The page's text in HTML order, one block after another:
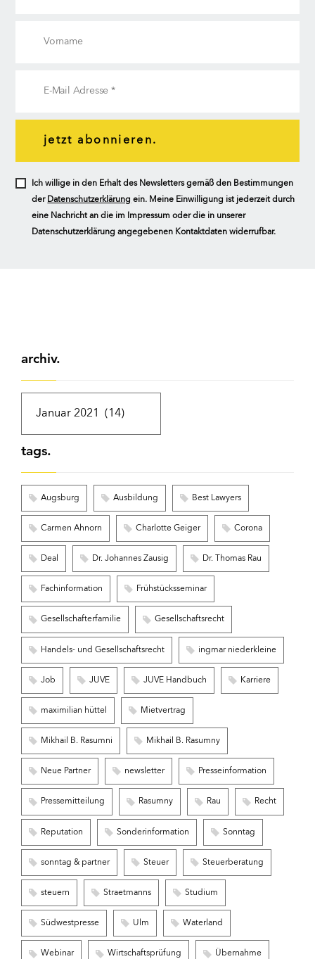
jetzt abonnieren.
Ich willige in den Erhalt des Newsletters gemäß den Bestimmungen
der Datenschutzerklärung ein. Meine Einwilligung ist jederzeit durch
eine Nachricht an die im Impressum oder die in unserer
Datenschutzerklärung angegebenen Kontaktdaten widerrufbar.
archiv.
tags.
Augsburg Ausbildung Best Lawyers
Carmen Ahnorn Charlotte Geiger Corona
Deal Dr. Johannes Zausig Dr. Thomas Rau
Fachinformation Frühstücksseminar
Gesellschafterfamilie Gesellschaftsrecht
Handels- und Gesellschaftsrecht ingmar niederkleine
Job JUVE JUVE Handbuch Karriere
maximilian hüttel Mietvertrag
Mikhail B. Rasumni Mikhail B. Rasumny
Neue Partner newsletter Presseinformation
Pressemitteilung Rasumny Rau Recht
Reputation Sonderinformation Sonntag
sonntag & partner Steuer Steuerberatung
steuern Straetmanns Studium
Südwestpresse Ulm Waterland
Webinar Wirtschaftsprüfung Übernahme